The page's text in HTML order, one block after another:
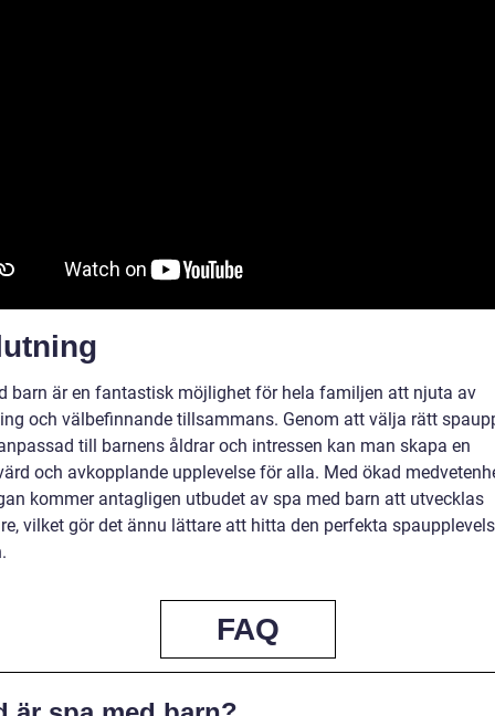
barn är en fantastisk möjlighet för hela familjen att njuta av
och välbefinnande tillsammans. Genom att välja rätt
till barnens åldrar och intressen kan man skapa en
och avkopplande upplevelse för alla. Med ökad
kommer antagligen utbudet av spa med barn att utvecklas
vilket gör det ännu lättare att hitta den perfekta
FAQ